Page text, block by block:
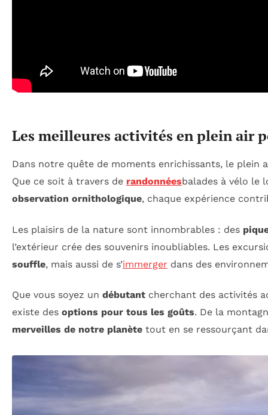
Les meilleures activités en plein air
Dans notre quête de moments enrichissants, le
Que ce soit à travers de randonnéesbalades à vélo le
observation ornithologique, chaque expérience
Les plaisirs de la nature sont innombrables : des
l’extérieur crée des souvenirs inoubliables. Les
souffle, mais aussi de s’immerger dans des
Que vous soyez un débutant cherchant des activités
existe des options pour tous les goûts. De la
merveilles de notre planète tout en se ressourçant